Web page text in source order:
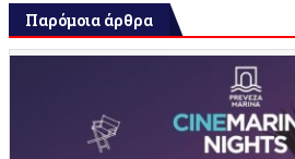
Παρόμοια άρθρα